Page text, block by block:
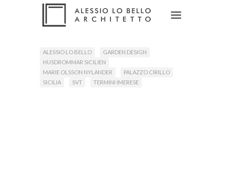
Leggi Tutto
ALESSIO LO BELLO
GARDEN DESIGN
HUSDROMMAR SICILIEN
MARIE OLSSON NYLANDER
PALAZZO CIRILLO
SICILIA
SVT TERMINI IMERESE